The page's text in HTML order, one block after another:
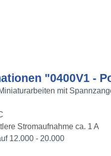
"0400V1 -
mit
Stromaufnahme ca. 1 A
12.000 - 20.000